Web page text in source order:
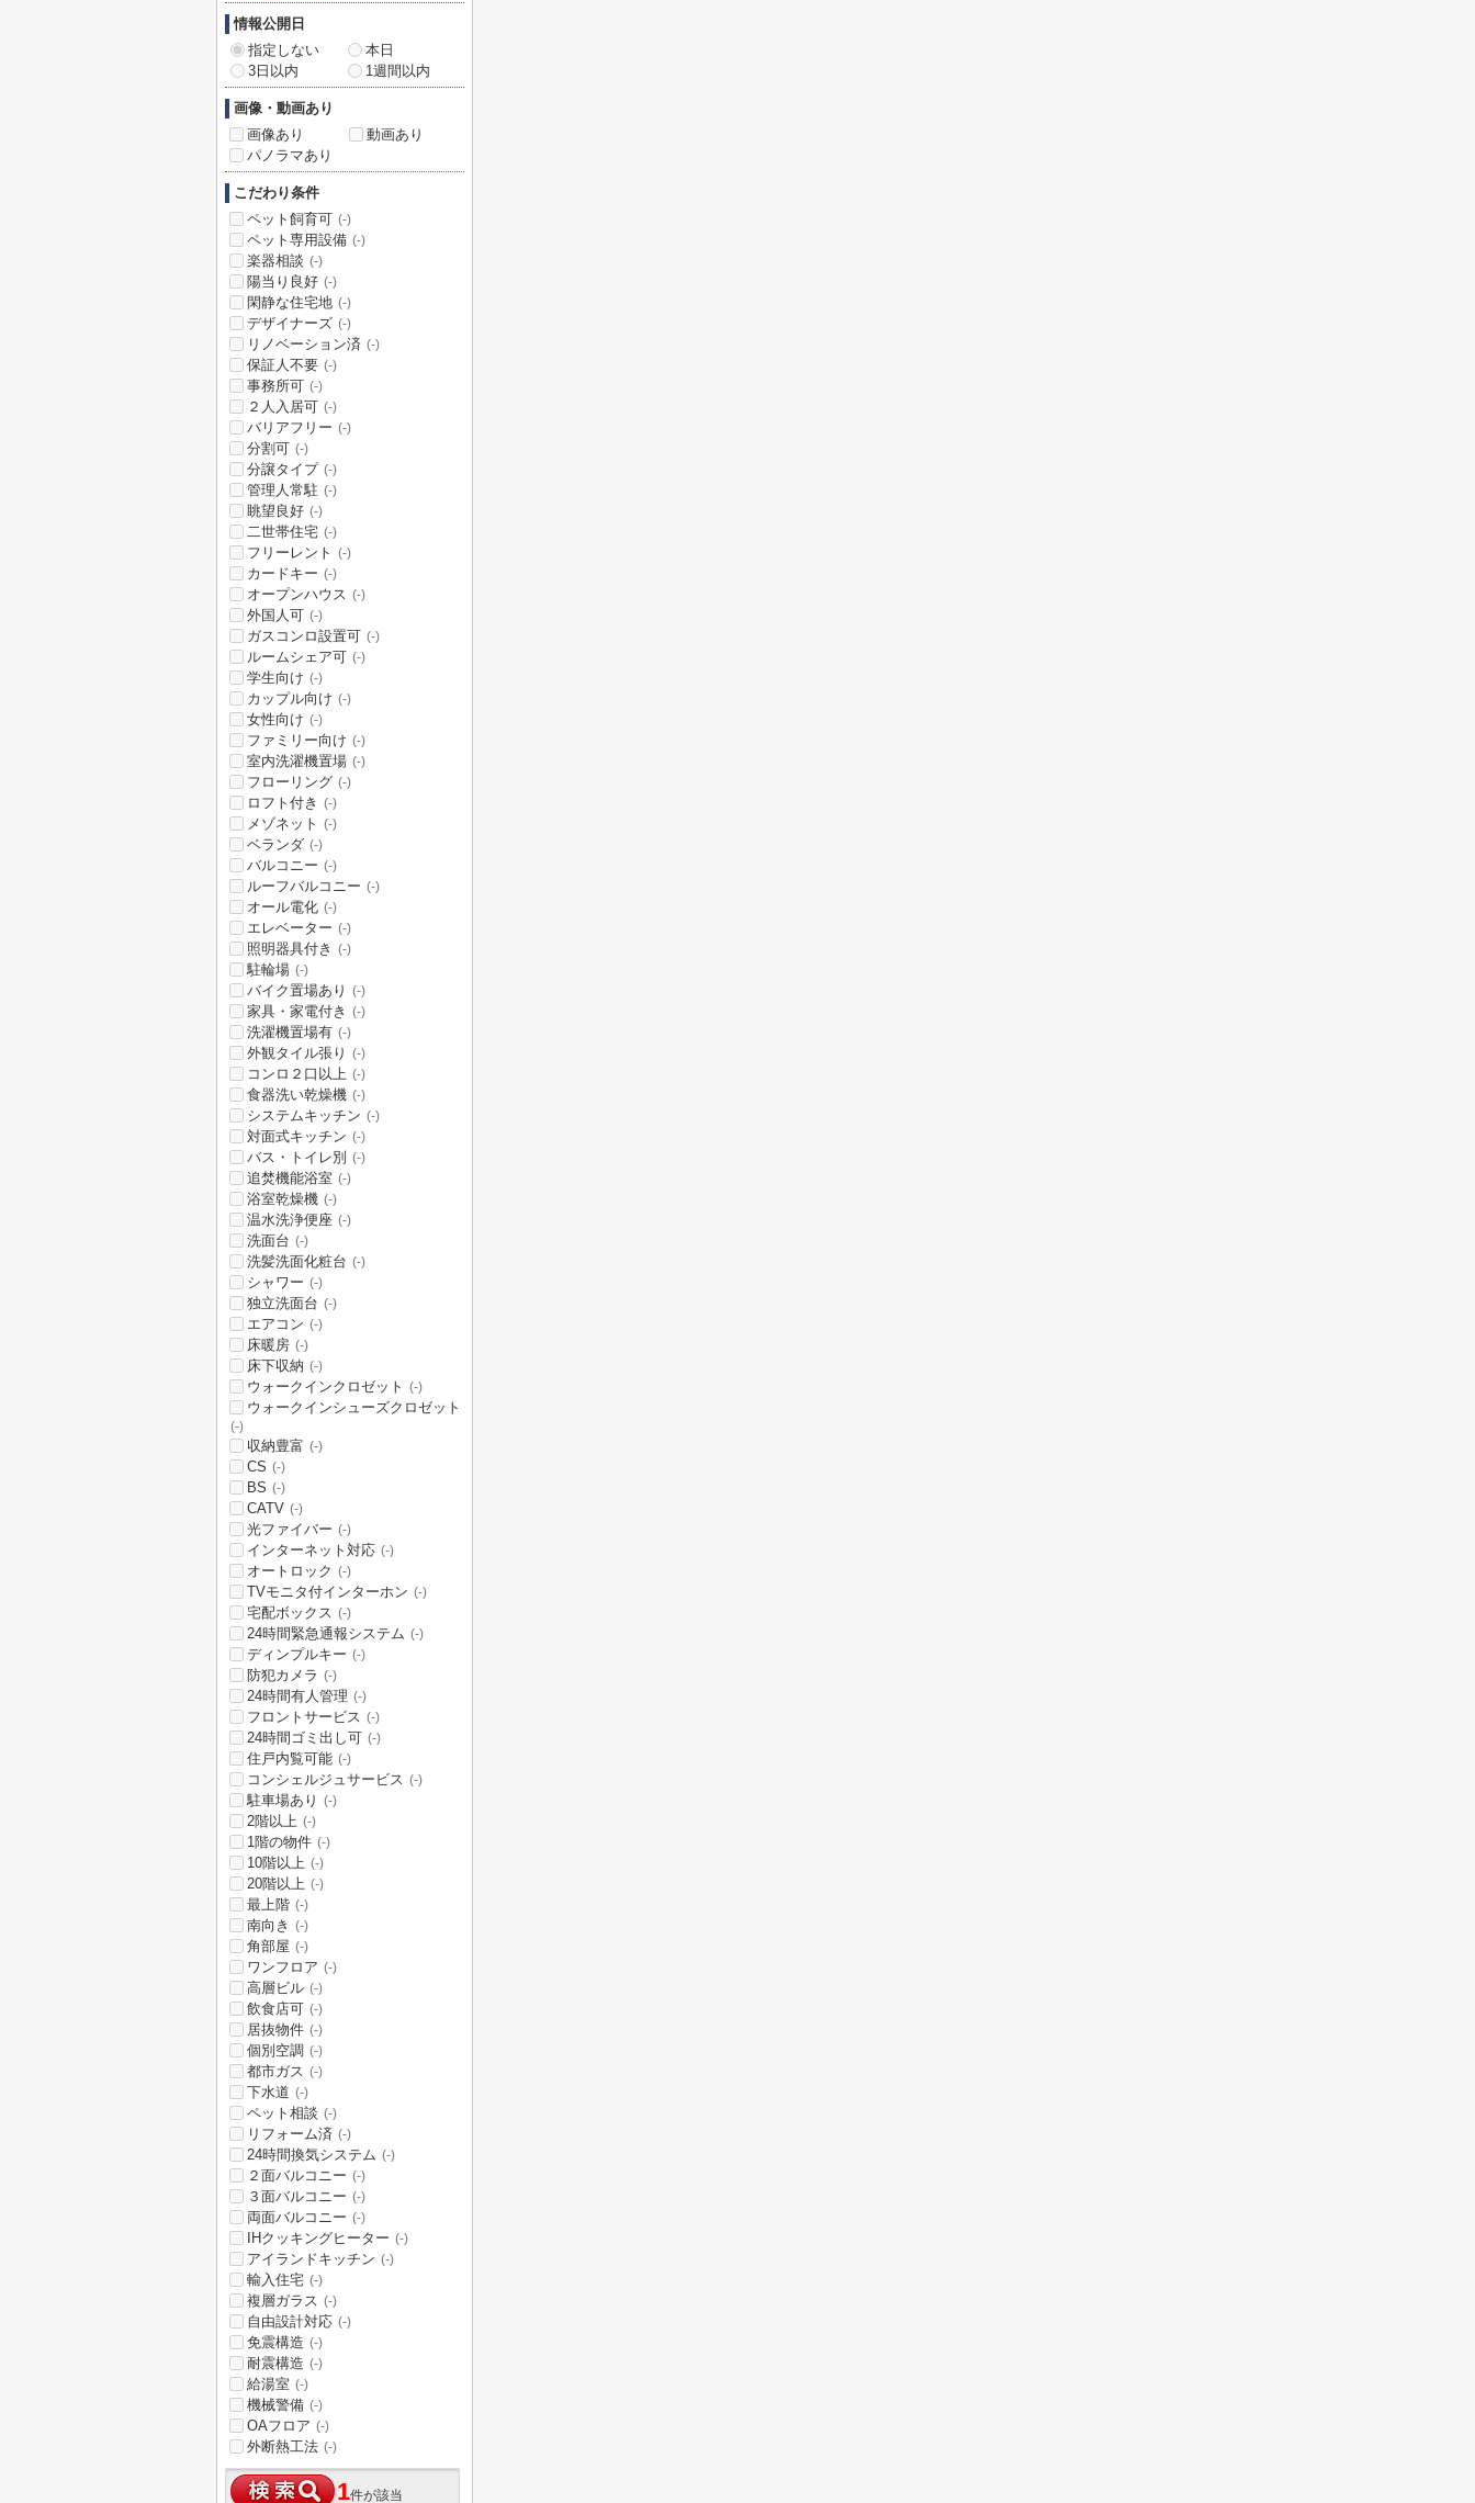
情報公開日
指定しない
本日
3日以内
1週間以内
画像・動画あり
画像あり
動画あり
パノラマあり
こだわり条件
ペット飼育可 (-)
ペット専用設備 (-)
楽器相談 (-)
陽当り良好 (-)
閑静な住宅地 (-)
デザイナーズ (-)
リノベーション済 (-)
保証人不要 (-)
事務所可 (-)
２人入居可 (-)
バリアフリー (-)
分割可 (-)
分譲タイプ (-)
管理人常駐 (-)
眺望良好 (-)
二世帯住宅 (-)
フリーレント (-)
カードキー (-)
オープンハウス (-)
外国人可 (-)
ガスコンロ設置可 (-)
ルームシェア可 (-)
学生向け (-)
カップル向け (-)
女性向け (-)
ファミリー向け (-)
室内洗濯機置場 (-)
フローリング (-)
ロフト付き (-)
メゾネット (-)
ベランダ (-)
バルコニー (-)
ルーフバルコニー (-)
オール電化 (-)
エレベーター (-)
照明器具付き (-)
駐輪場 (-)
バイク置場あり (-)
家具・家電付き (-)
洗濯機置場有 (-)
外観タイル張り (-)
コンロ２口以上 (-)
食器洗い乾燥機 (-)
システムキッチン (-)
対面式キッチン (-)
バス・トイレ別 (-)
追焚機能浴室 (-)
浴室乾燥機 (-)
温水洗浄便座 (-)
洗面台 (-)
洗髪洗面化粧台 (-)
シャワー (-)
独立洗面台 (-)
エアコン (-)
床暖房 (-)
床下収納 (-)
ウォークインクロゼット (-)
ウォークインシューズクロゼット
(-)
収納豊富 (-)
CS (-)
BS (-)
CATV (-)
光ファイバー (-)
インターネット対応 (-)
オートロック (-)
TVモニタ付インターホン (-)
宅配ボックス (-)
24時間緊急通報システム (-)
ディンプルキー (-)
防犯カメラ (-)
24時間有人管理 (-)
フロントサービス (-)
24時間ゴミ出し可 (-)
住戸内覧可能 (-)
コンシェルジュサービス (-)
駐車場あり (-)
2階以上 (-)
1階の物件 (-)
10階以上 (-)
20階以上 (-)
最上階 (-)
南向き (-)
角部屋 (-)
ワンフロア (-)
高層ビル (-)
飲食店可 (-)
居抜物件 (-)
個別空調 (-)
都市ガス (-)
下水道 (-)
ペット相談 (-)
リフォーム済 (-)
24時間換気システム (-)
２面バルコニー (-)
３面バルコニー (-)
両面バルコニー (-)
IHクッキングヒーター (-)
アイランドキッチン (-)
輸入住宅 (-)
複層ガラス (-)
自由設計対応 (-)
免震構造 (-)
耐震構造 (-)
給湯室 (-)
機械警備 (-)
OAフロア (-)
外断熱工法 (-)
1件が該当